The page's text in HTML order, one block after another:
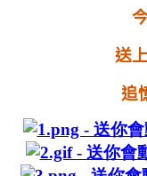
送
追